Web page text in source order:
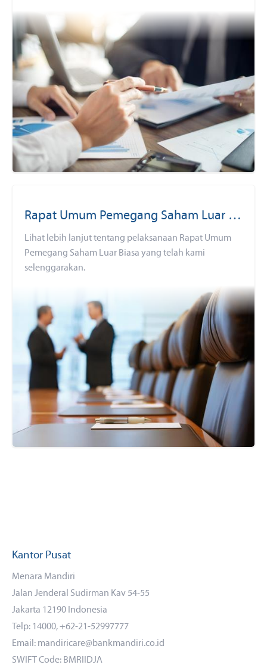
Rapat Umum Pemegang Saham Luar Biasa (RUPSLB)
Lihat lebih lanjut tentang pelaksanaan Rapat Umum
Pemegang Saham Luar Biasa yang telah kami
selenggarakan.
Kantor Pusat
Menara Mandiri
Jalan Jenderal Sudirman Kav 54-55
Jakarta 12190 Indonesia
Telp: 14000, +62-21-52997777
Email: mandiricare@bankmandiri.co.id
SWIFT Code: BMRIIDJA